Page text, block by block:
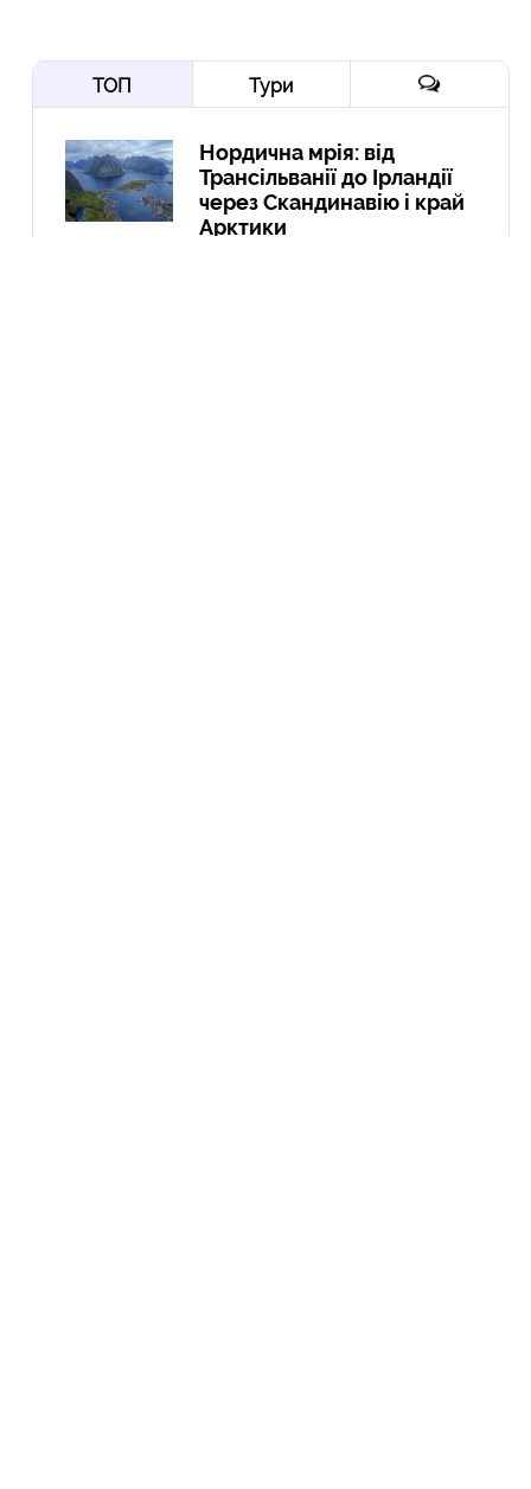
ТОП Тури
Нордична мрія: від
Трансільванії до Ірландії
через Скандинавію і край
Арктики